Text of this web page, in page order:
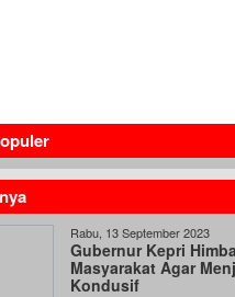
Rabu, 13 September 2023
Gubernur Kepri
Masyarakat Agar
Kondusif